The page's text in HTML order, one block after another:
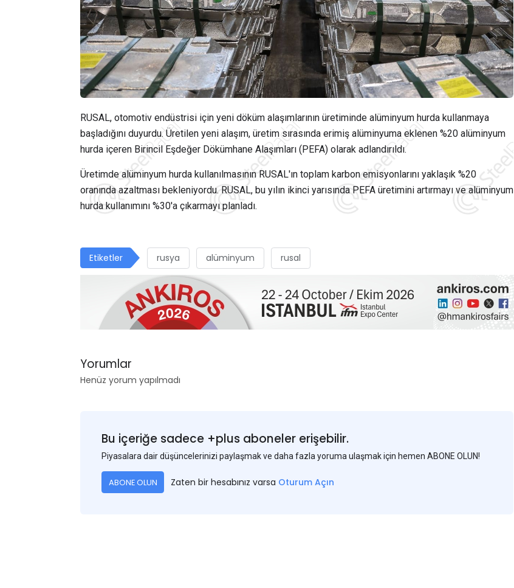
RUSAL, otomotiv endüstrisi için yeni döküm alaşımlarının üretiminde alüminyum hurda kullanmaya
başladığını duyurdu. Üretilen yeni alaşım, üretim sırasında erimiş alüminyuma eklenen %20 alüminyum
hurda içeren Birincil Eşdeğer Dökümhane Alaşımları (PEFA) olarak adlandırıldı.
Üretimde alüminyum hurda kullanılmasının RUSAL'ın toplam karbon emisyonlarını yaklaşık %20
oranında azaltması bekleniyordu. RUSAL, bu yılın ikinci yarısında PEFA üretimini artırmayı ve alüminyum
hurda kullanımını %30'a çıkarmayı planladı.
Etiketler rusya alüminyum rusal
Yorumlar
Henüz yorum yapılmadı
Bu içeriğe sadece +plus aboneler erişebilir.
Piyasalara dair düşüncelerinizi paylaşmak ve daha fazla yoruma ulaşmak için hemen ABONE OLUN!
ABONE OLUN Zaten bir hesabınız varsa Oturum Açın